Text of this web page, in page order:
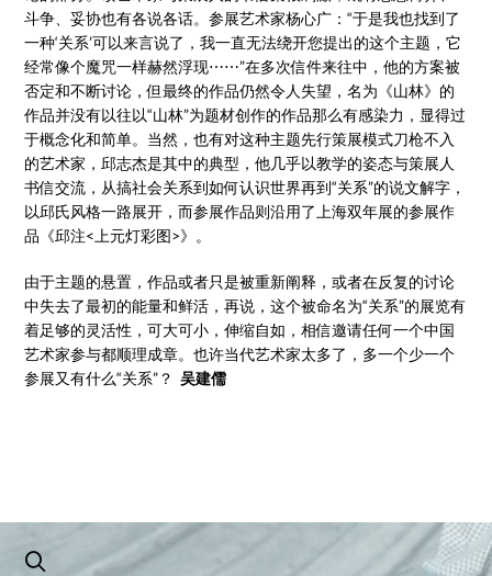
斗争、妥协也有各说各话。参展艺术家杨心广：“于是我也找到了
一种‘关系’可以来言说了，我一直无法绕开您提出的这个主题，它
经常像个魔咒一样赫然浮现⋯⋯”在多次信件来往中，他的方案被
否定和不断讨论，但最终的作品仍然令人失望，名为《山林》的
作品并没有以往以“山林”为题材创作的作品那么有感染力，显得过
于概念化和简单。当然，也有对这种主题先行策展模式刀枪不入
的艺术家，邱志杰是其中的典型，他几乎以教学的姿态与策展人
书信交流，从搞社会关系到如何认识世界再到“关系”的说文解字，
以邱氏风格一路展开，而参展作品则沿用了上海双年展的参展作
品《邱注<上元灯彩图>》。
由于主题的悬置，作品或者只是被重新阐释，或者在反复的讨论
中失去了最初的能量和鲜活，再说，这个被命名为“关系”的展览有
着足够的灵活性，可大可小，伸缩自如，相信邀请任何一个中国
艺术家参与都顺理成章。也许当代艺术家太多了，多一个少一个
参展又有什么“关系”？ 吴建儒